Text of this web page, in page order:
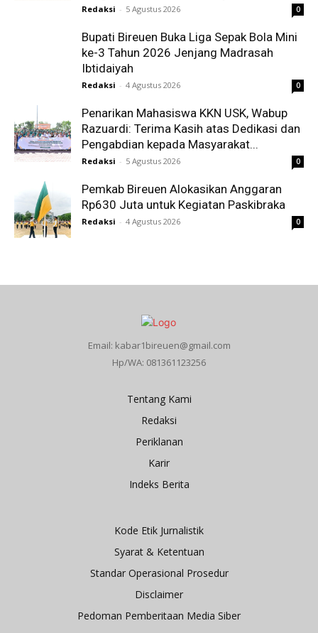
Redaksi - 5 Agustus 2026 0
Bupati Bireuen Buka Liga Sepak Bola Mini
ke-3 Tahun 2026 Jenjang Madrasah
Ibtidaiyah
Redaksi - 4 Agustus 2026 0
Penarikan Mahasiswa KKN USK, Wabup
Razuardi: Terima Kasih atas Dedikasi dan
Pengabdian kepada Masyarakat...
Redaksi - 5 Agustus 2026 0
Pemkab Bireuen Alokasikan Anggaran
Rp630 Juta untuk Kegiatan Paskibraka
Redaksi - 4 Agustus 2026 0
Email: kabar1bireuen@gmail.com
Hp/WA: 081361123256
Tentang Kami
Redaksi
Periklanan
Karir
Indeks Berita
Kode Etik Jurnalistik
Syarat & Ketentuan
Standar Operasional Prosedur
Disclaimer
Pedoman Pemberitaan Media Siber